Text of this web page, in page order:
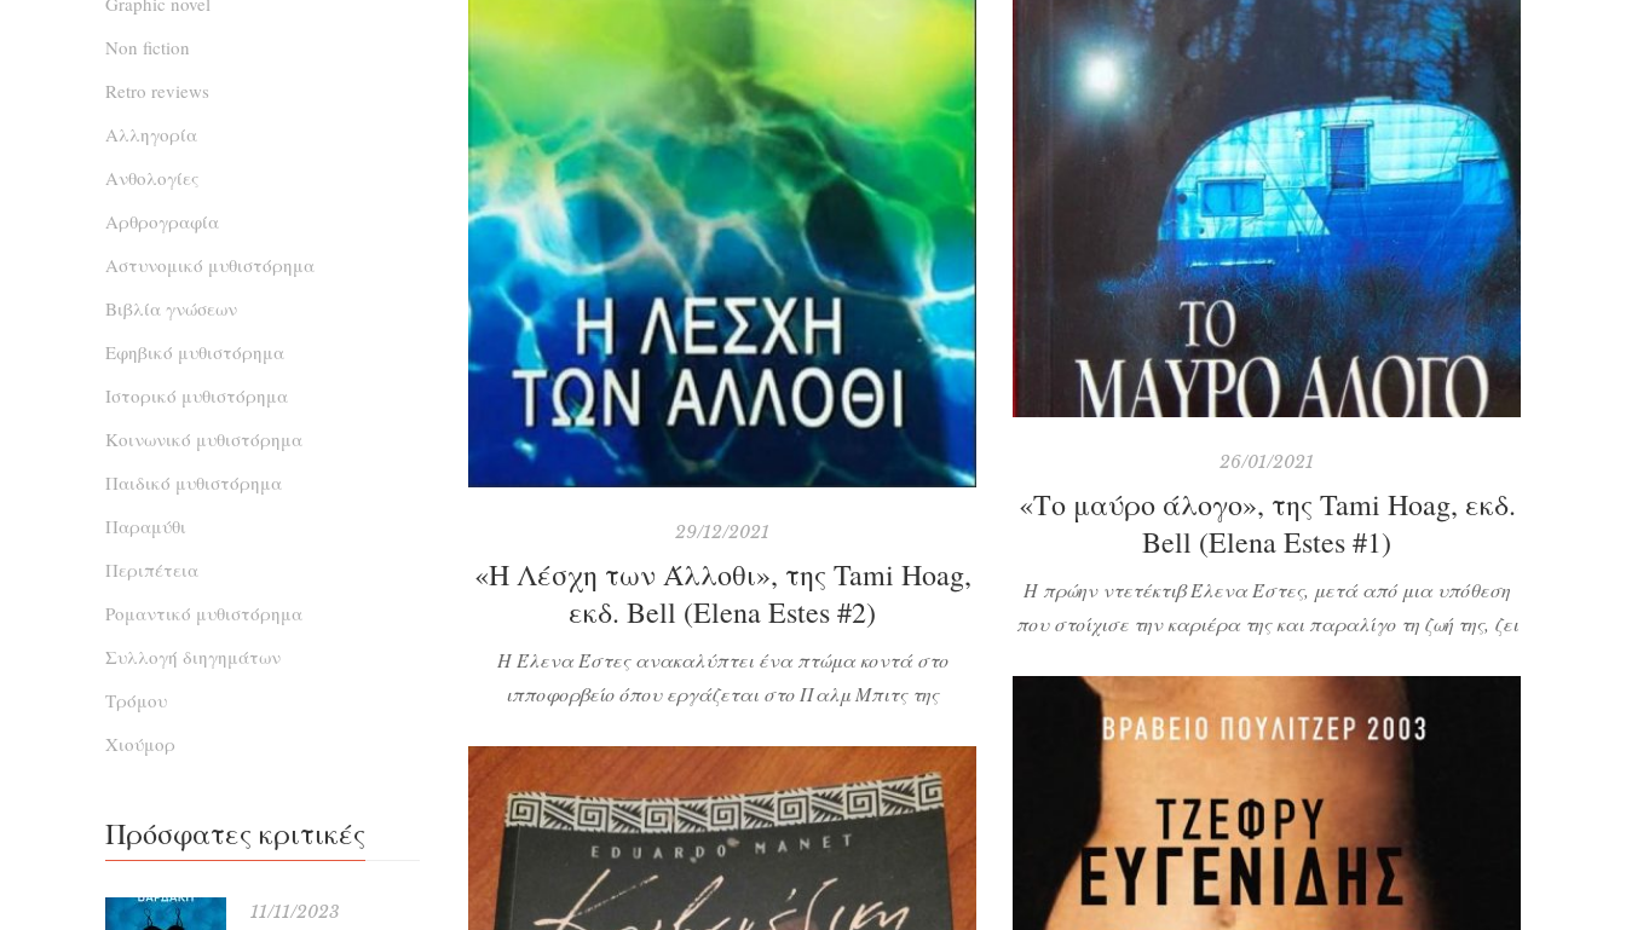
29/12/2021
«Η Λέσχη των Άλλοθι», της Tami Hoag,
εκδ. Bell (Elena Estes #2)
Η Έλενα Έστες ανακαλύπτει ένα πτώμα κοντά στο
ιπποφορβείο όπου εργάζεται στο Παλμ Μπιτς της
του Σερίφη ερευνά την υπόθεση. Η νεκρή γυναίκα, όπως
όλα δείχνουν, ήταν η ψυχή των κοσμικών πάρτι της
περιοχής, μόνο που κάποιος από τους πλούσιους και
διάσημους αθλητές του πόλο και […]
26/01/2021
«Το μαύρο άλογο», της Tami Hoag, εκδ.
Bell (Elena Estes #1)
Η πρώην ντετέκτιβ Έλενα Έστες, μετά από μια υπόθεση
που στοίχισε την καριέρα της και παραλίγο τη ζωή της, ζει
προσπαθώντας να συνέλθει από τα ψυχικά και σωματικά
της τραύματα ώσπου ένα δωδεκάχρονο κορίτσι θα ζητήσει
τη βοήθειά της για να βρει την αδερφή της που σίγουρα
έπεσε […]
Non fiction
Retro reviews
Αλληγορία
Ανθολογίες
Αρθρογραφία
Αστυνομικό μυθιστόρημα
Βιβλία γνώσεων
Εφηβικό μυθιστόρημα
Ιστορικό μυθιστόρημα
Κοινωνικό μυθιστόρημα
Παιδικό μυθιστόρημα
Παραμύθι
Περιπέτεια
Ρομαντικό μυθιστόρημα
Συλλογή διηγημάτων
Τρόμου
Χιούμορ
Πρόσφατες κριτικές
11/11/2023